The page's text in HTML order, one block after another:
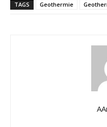
TAGS Geothermie